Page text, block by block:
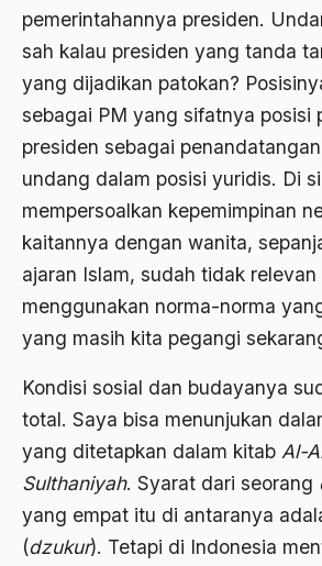
pemerintahannya presiden.
sah kalau presiden yang tanda
yang dijadikan patokan?
sebagai PM yang sifatnya posisi
presiden sebagai
undang dalam posisi yuridis. Di
mempersoalkan kepemimpinan
kaitannya dengan wanita,
ajaran Islam, sudah tidak
menggunakan norma-norma
yang masih kita pegangi
Kondisi sosial dan budayanya
total. Saya bisa menunjukan
yang ditetapkan dalam kitab Al-
Sulthaniyah. Syarat dari seorang
yang empat itu di antaranya
(dzukur). Tetapi di Indonesia
ALmanak
Alternatif Moral
Alternatif Nilai
Alternatif Politis
Alumni Sayid Al-Maliki
Amangkurat
Amar Ma'ruf Nahi Munkar
ambisi politik
Ambivalen
Amerika
amerika latin